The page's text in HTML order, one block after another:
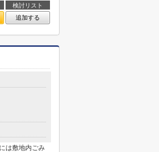
検討リスト
追加する
は敷地内ごみ